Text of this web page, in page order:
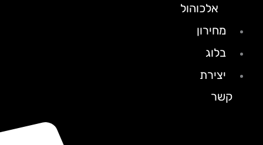
אלכוהול
מחירון
בלוג
יצירת
קשר